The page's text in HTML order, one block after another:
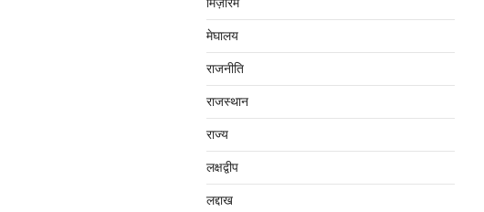
मिज़ोरम
मेघालय
राजनीति
राजस्थान
राज्य
लक्षद्वीप
लद्दाख